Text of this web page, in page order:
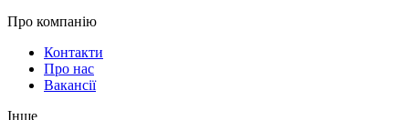
Про компанію
Контакти
Про нас
Вакансії
Інше